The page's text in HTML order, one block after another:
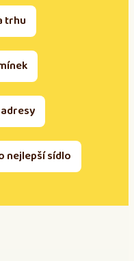
trhu
nejlepší sídlo